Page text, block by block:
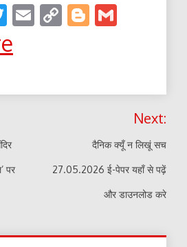
Twitter
EmailCopyBlogger
पर
Next:
दैनिक क्यूँ न लिखूं सच
27.05.2026 ई-पेपर यहाँ से पढ़ें
और डाउनलोड करे